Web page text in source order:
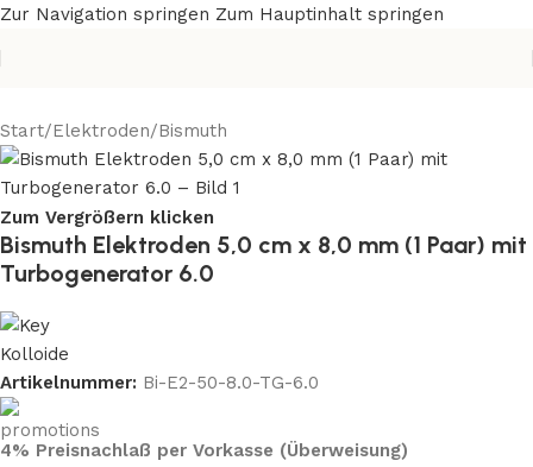
Zur Navigation springen Zum Hauptinhalt springen
Start/Elektroden/Bismuth
Zum Vergrößern klicken
Bismuth Elektroden 5,0 cm x 8,0 mm (1 Paar) mit
Turbogenerator 6.0
Artikelnummer: Bi-E2-50-8.0-TG-6.0
4% Preisnachlaß per Vorkasse (Überweisung)